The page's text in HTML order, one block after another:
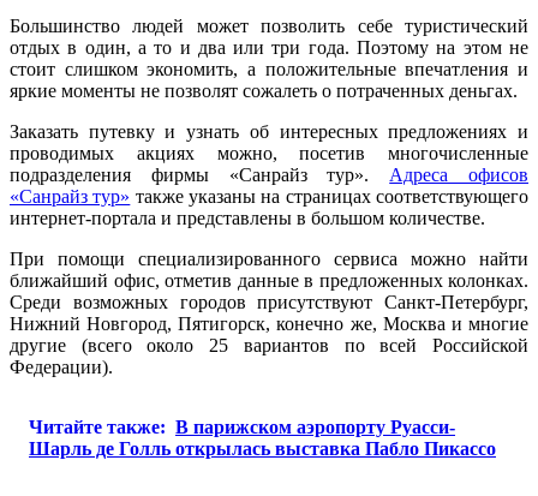
Большинство людей может позволить себе туристический
отдых в один, а то и два или три года. Поэтому на этом не
стоит слишком экономить, а положительные впечатления и
яркие моменты не позволят сожалеть о потраченных деньгах.
Заказать путевку и узнать об интересных предложениях и
проводимых акциях можно, посетив многочисленные
подразделения фирмы «Санрайз тур». Адреса офисов
«Санрайз тур» также указаны на страницах соответствующего
интернет-портала и представлены в большом количестве.
При помощи специализированного сервиса можно найти
ближайший офис, отметив данные в предложенных колонках.
Среди возможных городов присутствуют Санкт-Петербург,
Нижний Новгород, Пятигорск, конечно же, Москва и многие
другие (всего около 25 вариантов по всей Российской
Федерации).
Читайте также: В парижском аэропорту Руасси-
Шарль де Голль открылась выставка Пабло Пикассо